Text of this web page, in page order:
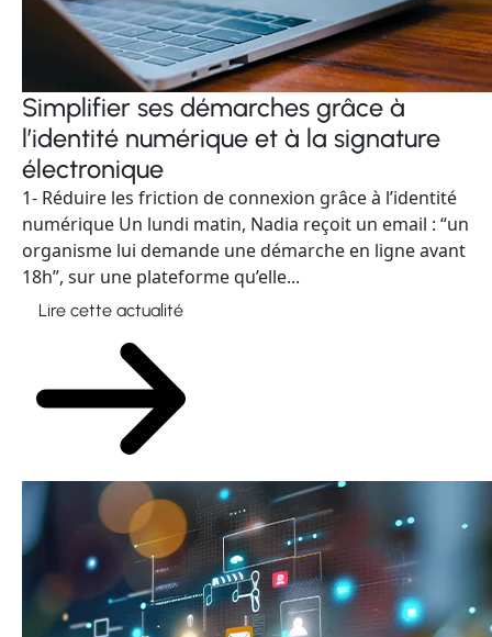
Simplifier ses démarches grâce à
l’identité numérique et à la signature
électronique
1- Réduire les friction de connexion grâce à l’identité
numérique Un lundi matin, Nadia reçoit un email : “un
organisme lui demande une démarche en ligne avant
18h”, sur une plateforme qu’elle...
Lire cette actualité